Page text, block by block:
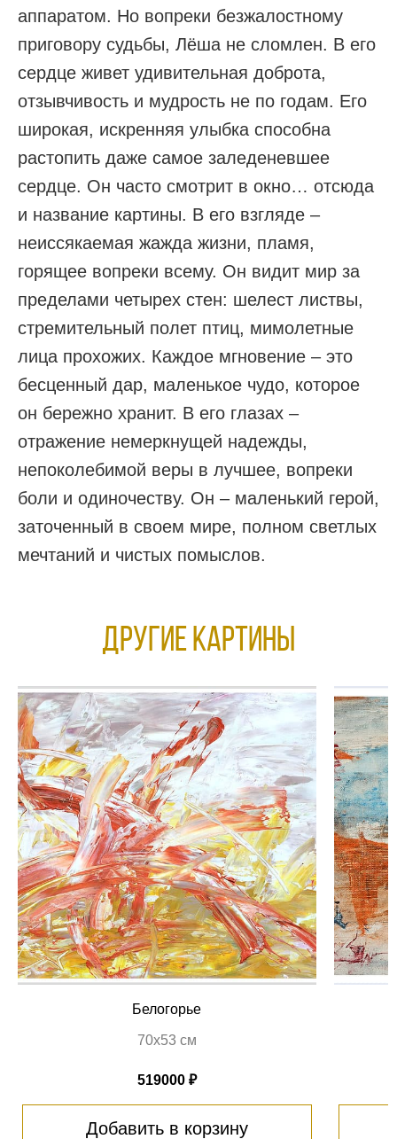
аппаратом. Но вопреки безжалостному
приговору судьбы, Лёша не сломлен. В его
сердце живет удивительная доброта,
отзывчивость и мудрость не по годам. Его
широкая, искренняя улыбка способна
растопить даже самое заледеневшее
сердце. Он часто смотрит в окно… отсюда
и название картины. В его взгляде –
неиссякаемая жажда жизни, пламя,
горящее вопреки всему. Он видит мир за
пределами четырех стен: шелест листвы,
стремительный полет птиц, мимолетные
лица прохожих. Каждое мгновение – это
бесценный дар, маленькое чудо, которое
он бережно хранит. В его глазах –
отражение немеркнущей надежды,
непоколебимой веры в лучшее, вопреки
боли и одиночеству. Он – маленький герой,
заточенный в своем мире, полном светлых
мечтаний и чистых помыслов.
Другие КАРТИНЫ
Белогорье
70х53 см
519000 ₽
Добавить в корзину